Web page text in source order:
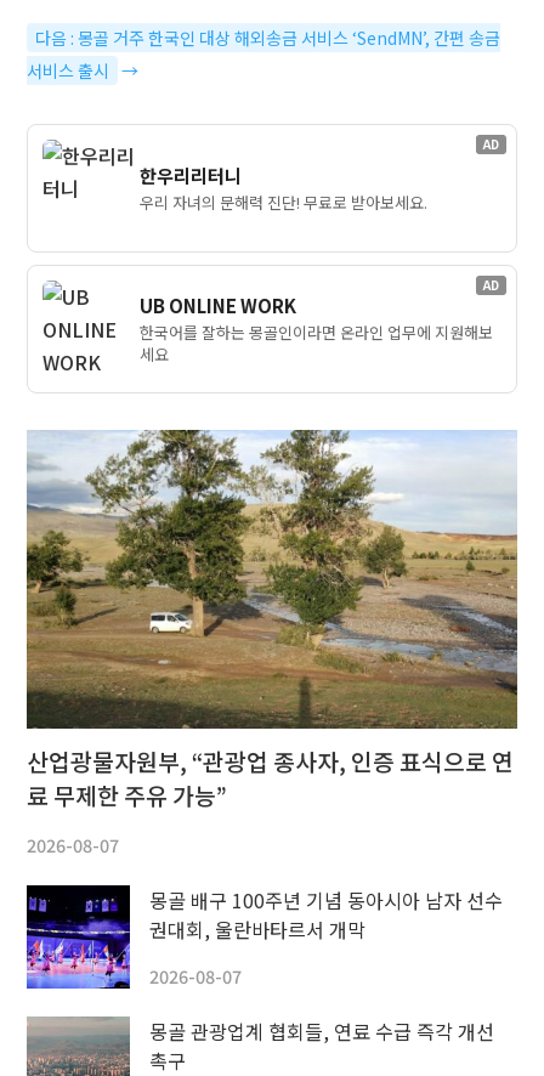
다음 : 몽골 거주 한국인 대상 해외송금 서비스 ‘SendMN’, 간편 송금
서비스 출시 →
AD
한우리리터니
우리 자녀의 문해력 진단! 무료로 받아보세요.
AD
UB ONLINE WORK
한국어를 잘하는 몽골인이라면 온라인 업무에 지원해보
세요
산업광물자원부, “관광업 종사자, 인증 표식으로 연
료 무제한 주유 가능”
2026-08-07
몽골 배구 100주년 기념 동아시아 남자 선수
권대회, 울란바타르서 개막
2026-08-07
몽골 관광업계 협회들, 연료 수급 즉각 개선
촉구